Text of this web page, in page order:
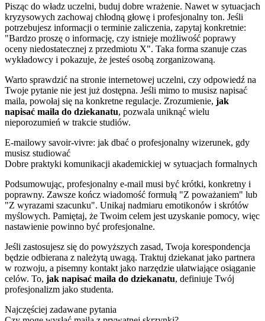
Pisząc do władz uczelni, buduj dobre wrażenie. Nawet w sytuacjach
kryzysowych zachowaj chłodną głowę i profesjonalny ton. Jeśli
potrzebujesz informacji o terminie zaliczenia, zapytaj konkretnie:
"Bardzo proszę o informację, czy istnieje możliwość poprawy
oceny niedostatecznej z przedmiotu X". Taka forma szanuje czas
wykładowcy i pokazuje, że jesteś osobą zorganizowaną.
Warto sprawdzić na stronie internetowej uczelni, czy odpowiedź na
Twoje pytanie nie jest już dostępna. Jeśli mimo to musisz napisać
maila, powołaj się na konkretne regulacje. Zrozumienie, jak
napisać maila do dziekanatu, pozwala uniknąć wielu
nieporozumień w trakcie studiów.
E-mailowy savoir-vivre: jak dbać o profesjonalny wizerunek, gdy
musisz studiować
Dobre praktyki komunikacji akademickiej w sytuacjach formalnych
Podsumowując, profesjonalny e-mail musi być krótki, konkretny i
poprawny. Zawsze kończ wiadomość formułą "Z poważaniem" lub
"Z wyrazami szacunku". Unikaj nadmiaru emotikonów i skrótów
myślowych. Pamiętaj, że Twoim celem jest uzyskanie pomocy, więc
nastawienie powinno być profesjonalne.
Jeśli zastosujesz się do powyższych zasad, Twoja korespondencja
będzie odbierana z należytą uwagą. Traktuj dziekanat jako partnera
w rozwoju, a pisemny kontakt jako narzędzie ułatwiające osiąganie
celów. To, jak napisać maila do dziekanatu, definiuje Twój
profesjonalizm jako studenta.
Najczęściej zadawane pytania